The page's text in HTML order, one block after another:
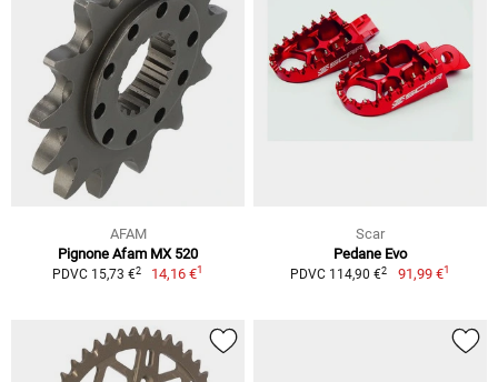
AFAM
Pignone Afam MX 520
PDVC 15,73 €2 14,16 €1
Scar
Pedane Evo
PDVC 114,90 €2 91,99 €1